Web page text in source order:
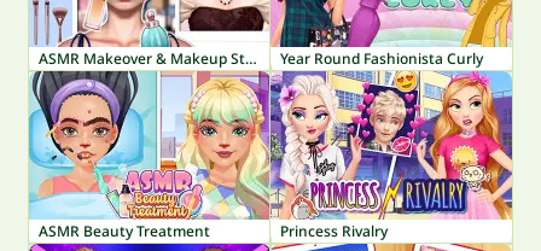
ASMR Makeover & Makeup Studio Year Round Fashionista Curly
ASMR Beauty Treatment Princess Rivalry